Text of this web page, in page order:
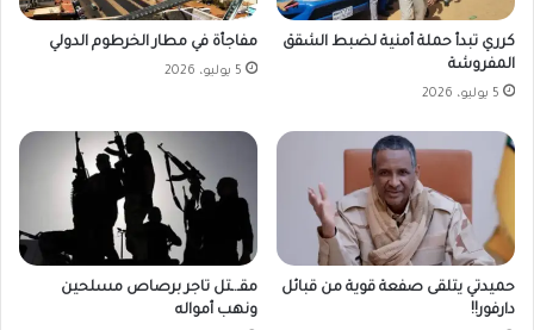
كرري تبدأ حملة أمنية لضبط الشقق
المفروشة
5 يوليو، 2026
مفاجأة في مطار الخرطوم الدولي
5 يوليو، 2026
حميدتي يتلقى صفعة قوية من قبائل
دارفور!!
مقـ.ـتل تاجر برصاص مسلحين
ونهب أمواله